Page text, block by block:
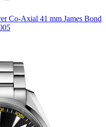
Co-Axial 41 mm James Bond